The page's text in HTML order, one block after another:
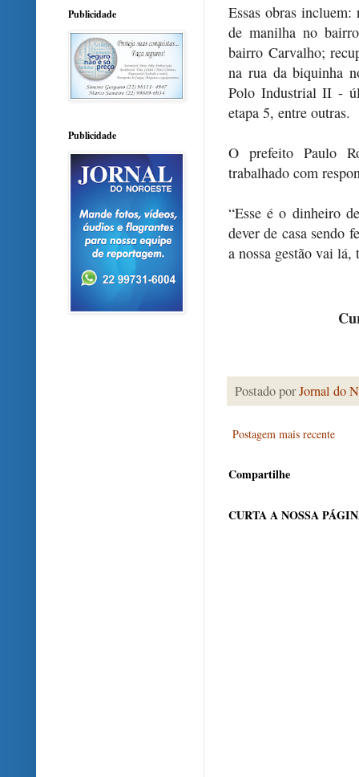
Essas obras
de manilha no
bairro Carvalho;
na rua da biquinha
Polo Industrial II -
etapa 5, entre outras.
O prefeito Paulo
trabalhado com
“Esse é o dinheiro
dever de casa sendo
a nossa gestão vai lá,
Postado porJornal do
Postagem mais recente
Compartilhe
CURTA A NOSSA
Publicidade
Publicidade